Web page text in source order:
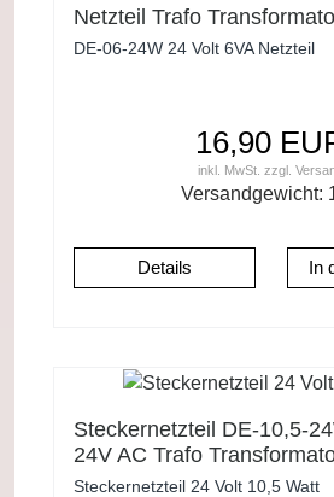
Netzteil Trafo
DE-06-24W 24 Volt 6VA Netzteil
16,90
inkl. MwSt. zzgl.
Versandgewicht:
Details
Steckernetzteil DE-10,5-
24V AC Trafo
Steckernetzteil 24 Volt 10,5 Watt